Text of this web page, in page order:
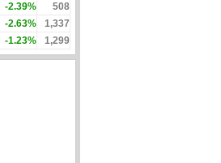
-2.39%
508
-2.63%
1,337
-1.23% 1,299